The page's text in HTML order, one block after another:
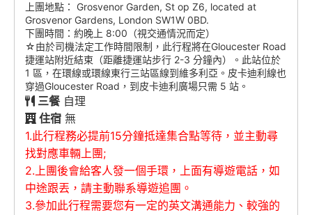
上團地點： Grosvenor Garden, St op Z6, located at
Grosvenor Gardens, London SW1W 0BD.
下團時間：約晚上 8:00（視交通情況而定）
☆由於司機法定工作時間限制，此行程將在Gloucester Road
捷運站附近結束（距離捷運站步行 2-3 分鐘內）。此站位於
1 區，在環線或環線東行三站區線到維多利亞。皮卡迪利線也
穿過Gloucester Road，到皮卡迪利廣場只需 5 站。
三餐自理
住宿 無
1.此行程務必提前15分鐘抵達集合點等待，並主動尋
找對應車輛上團;
2.上團後會給客人發一個手環，上面有導遊電話，如
中途跟丟，請主動聯系導遊追團。
3.參加此行程需要您有一定的英文溝通能力、較強的